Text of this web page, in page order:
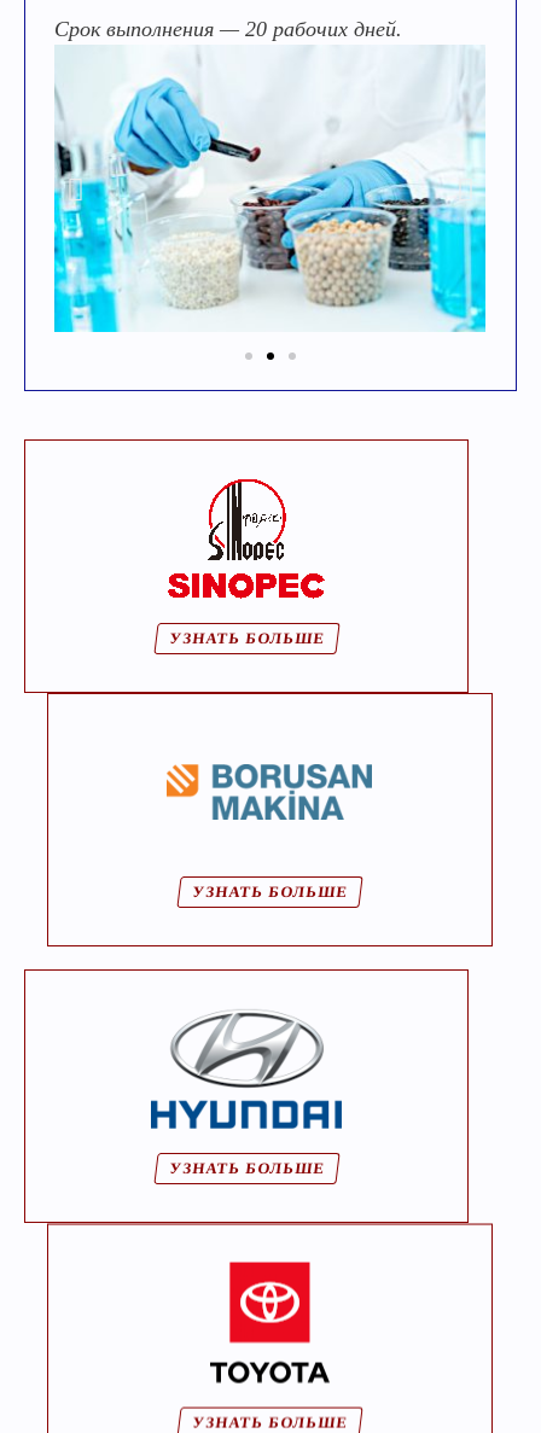
Срок выполнения — 20 рабочих дней.
УЗНАТЬ БОЛЬШЕ
УЗНАТЬ БОЛЬШЕ
УЗНАТЬ БОЛЬШЕ
УЗНАТЬ БОЛЬШЕ